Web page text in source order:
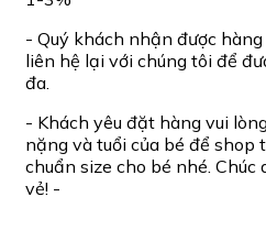
- Quý khách nhận được
liên hệ lại với chúng tôi để
đa.
- Khách yêu đặt hàng vui
nặng và tuổi của bé để shop
chuẩn size cho bé nhé. Chúc
vẻ! -